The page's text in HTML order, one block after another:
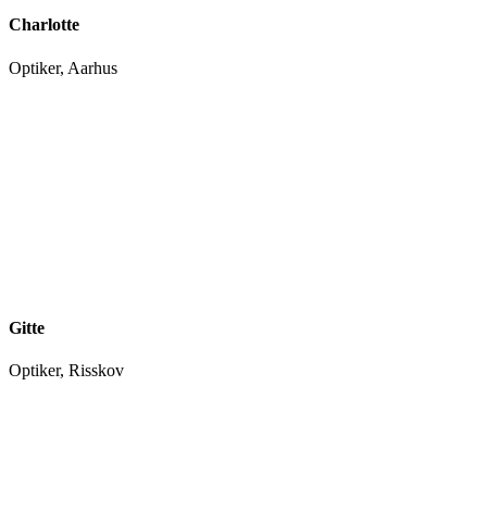
Charlotte
Optiker, Aarhus
Gitte
Optiker, Risskov